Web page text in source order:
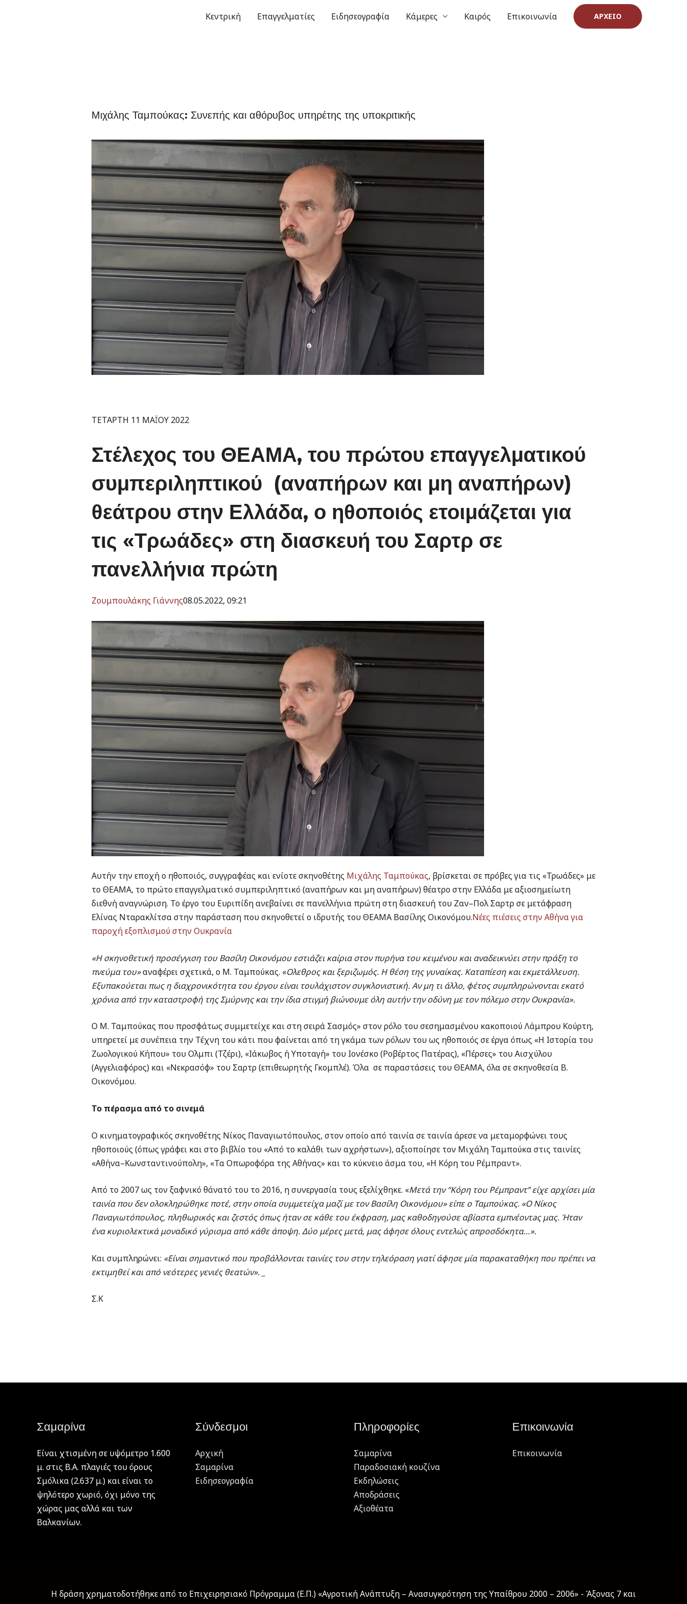
Κεντρική Επαγγελματίες Ειδησεογραφία Κάμερες Καιρός Επικοινωνία ΑΡΧΕΊΟ
Μιχάλης Ταμπούκας: Συνεπής και αθόρυβος υπηρέτης της υποκριτικής
ΤΕΤΑΡΤΗ 11 ΜΑΪΟΥ 2022
Στέλεχος του ΘΕΑΜΑ, του πρώτου επαγγελματικού
συμπεριληπτικού (αναπήρων και μη αναπήρων)
θεάτρου στην Ελλάδα, ο ηθοποιός ετοιμάζεται για
τις «Τρωάδες» στη διασκευή του Σαρτρ σε
πανελλήνια πρώτη
Ζουμπουλάκης Γιάννης08.05.2022, 09:21
Αυτήν την εποχή ο ηθοποιός, συγγραφέας και ενίοτε σκηνοθέτης Μιχάλης Ταμπούκας, βρίσκεται σε πρόβες για τις «Τρωάδες» με
το ΘΕΑΜΑ, το πρώτο επαγγελματικό συμπεριληπτικό (αναπήρων και μη αναπήρων) θέατρο στην Ελλάδα με αξιοσημείωτη
διεθνή αναγνώριση. Το έργο του Ευριπίδη ανεβαίνει σε πανελλήνια πρώτη στη διασκευή του Ζαν–Πολ Σαρτρ σε μετάφραση
Ελίνας Νταρακλίτσα στην παράσταση που σκηνοθετεί ο ιδρυτής του ΘΕΑΜΑ Βασίλης Οικονόμου.Νέες πιέσεις στην Αθήνα για
παροχή εξοπλισμού στην Ουκρανία
«Η σκηνοθετική προσέγγιση του Βασίλη Οικονόμου εστιάζει καίρια στον πυρήνα του κειμένου και αναδεικνύει στην πράξη το
πνεύμα του»αναφέρει σχετικά, ο Μ. Ταμπούκας. «Ολεθρος και ξεριζωμός. Η θέση της γυναίκας. Καταπίεση και εκμετάλλευση.
Εξυπακούεται πως η διαχρονικότητα του έργου είναι τουλάχιστον συγκλονιστική. Αν μη τι άλλο, φέτος συμπληρώνονται εκατό
χρόνια από την καταστροφή της Σμύρνης και την ίδια στιγμή βιώνουμε όλη αυτήν την οδύνη με τον πόλεμο στην Ουκρανία».
Ο Μ. Ταμπούκας που προσφάτως συμμετείχε και στη σειρά Σασμός» στον ρόλο του σεσημασμένου κακοποιού Λάμπρου Κούρτη,
υπηρετεί με συνέπεια την Τέχνη του κάτι που φαίνεται από τη γκάμα των ρόλων του ως ηθοποιός σε έργα όπως «Η Ιστορία του
Ζωολογικού Κήπου» του Ολμπι (Τζέρι), «Ιάκωβος ή Υποταγή» του Ιονέσκο (Ροβέρτος Πατέρας), «Πέρσες» του Αισχύλου
(Αγγελιαφόρος) και «Νεκρασόφ» του Σαρτρ (επιθεωρητής Γκομπλέ). Όλα σε παραστάσεις του ΘΕΑΜΑ, όλα σε σκηνοθεσία Β.
Οικονόμου.
Το πέρασμα από το σινεμά
Ο κινηματογραφικός σκηνοθέτης Νίκος Παναγιωτόπουλος, στον οποίο από ταινία σε ταινία άρεσε να μεταμορφώνει τους
ηθοποιούς (όπως γράφει και στο βιβλίο του «Από το καλάθι των αχρήστων»), αξιοποίησε τον Μιχάλη Ταμπούκα στις ταινίες
«Αθήνα–Κωνσταντινούπολη», «Τα Οπωροφόρα της Αθήνας» και το κύκνειο άσμα του, «Η Κόρη του Ρέμπραντ».
Από το 2007 ως τον ξαφνικό θάνατό του το 2016, η συνεργασία τους εξελίχθηκε. «Μετά την “Κόρη του Ρέμπραντ” είχε αρχίσει μία
ταινία που δεν ολοκληρώθηκε ποτέ, στην οποία συμμετείχα μαζί με τον Βασίλη Οικονόμου» είπε ο Ταμπούκας. «Ο Νίκος
Παναγιωτόπουλος, πληθωρικός και ζεστός όπως ήταν σε κάθε του έκφραση, μας καθοδηγούσε αβίαστα εμπνέοντaς μας. Ήταν
ένα κυριολεκτικά μοναδικό γύρισμα από κάθε άποψη. Δύο μέρες μετά, μας άφησε όλους εντελώς απροσδόκητα…».
Και συμπληρώνει: «Είναι σημαντικό που προβάλλονται ταινίες του στην τηλεόραση γιατί άφησε μία παρακαταθήκη που πρέπει να
εκτιμηθεί και από νεότερες γενιές θεατών». _
Σ.Κ
Σαμαρίνα
Είναι χτισμένη σε υψόμετρο 1.600
μ. στις Β.Α. πλαγιές του όρους
Σμόλικα (2.637 μ.) και είναι το
ψηλότερο χωριό, όχι μόνο της
χώρας μας αλλά και των
Βαλκανίων.
Σύνδεσμοι
Αρχική
Σαμαρίνα
Ειδησεογραφία
Πληροφορίες
Σαμαρίνα
Παραδοσιακή κουζίνα
Εκδηλώσεις
Αποδράσεις
Αξιοθέατα
Επικοινωνία
Επικοινωνία
Η δράση χρηματοδοτήθηκε από το Επιχειρησιακό Πρόγραμμα (Ε.Π.) «Αγροτική Ανάπτυξη – Ανασυγκρότηση της Υπαίθρου 2000 – 2006» - Άξονας 7 και